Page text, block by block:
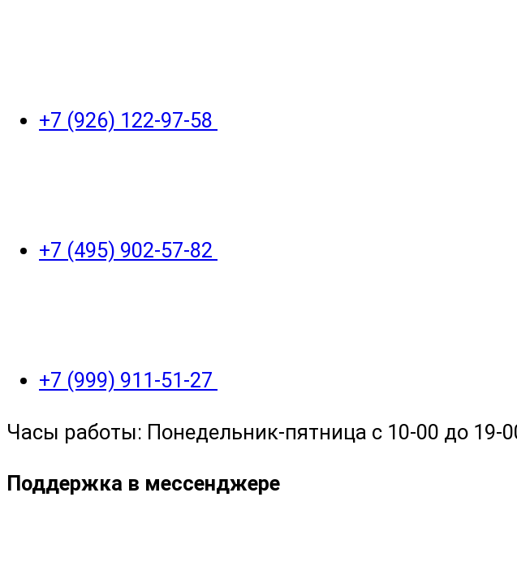
+7 (926) 122-97-58
+7 (495) 902-57-82
+7 (999) 911-51-27
Часы работы: Понедельник-пятница с 10-00 до 19-
Поддержка в мессенджере